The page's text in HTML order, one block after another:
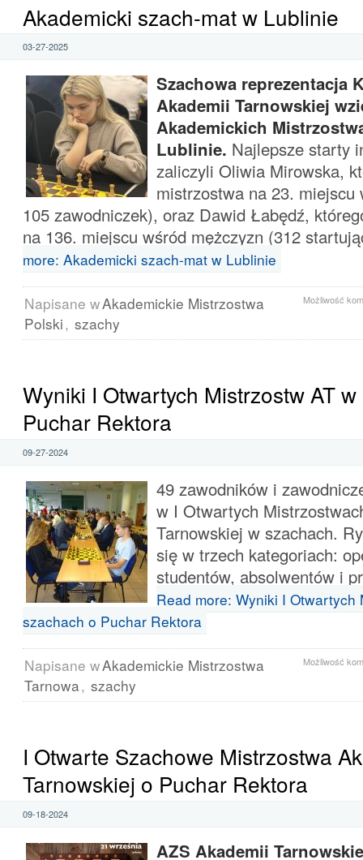
Akademicki szach-mat w Lublinie
03-27-2025
Szachowa reprezentacja
Akademii Tarnowskiej
Akademickich
Lublinie. Najlepsze starty
zaliczyli Oliwia Mirowska,
mistrzostwa na 23. miejscu
105 zawodniczek), oraz Dawid Łabędź,
na 136. miejscu wśród mężczyzn (312
more: Akademicki szach-mat w Lublinie
Możliwość
Napisane wAkademickie Mistrzostwa
Polski, szachy
Wyniki I Otwartych Mistrzostw AT
Puchar Rektora
09-27-2024
49 zawodników i
w I Otwartych
Tarnowskiej w szachach.
się w trzech kategoriach:
studentów, absolwentów i
Read more: Wyniki I Otwartych
szachach o Puchar Rektora
Możliwość
Napisane wAkademickie Mistrzostwa
Tarnowa, szachy
I Otwarte Szachowe Mistrzostwa
Tarnowskiej o Puchar Rektora
09-18-2024
AZS Akademii